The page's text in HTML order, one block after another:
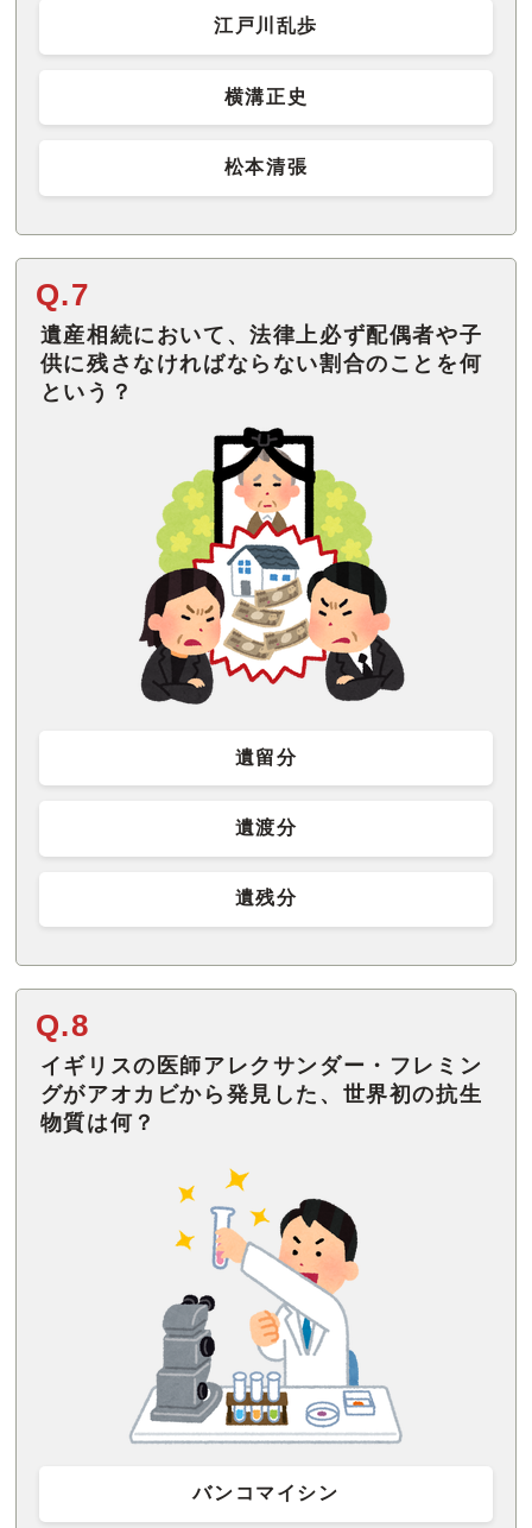
江戸川乱歩
横溝正史
松本清張
Q.7
遺産相続において、法律上必ず配偶者や子
供に残さなければならない割合のことを何
という？
遺留分
遺渡分
遺残分
Q.8
イギリスの医師アレクサンダー・フレミン
グがアオカビから発見した、世界初の抗生
物質は何？
バンコマイシン